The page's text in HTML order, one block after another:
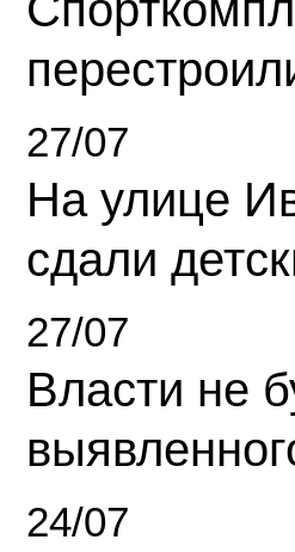
27/07
На улице
сдали
27/07
Власти не
24/07